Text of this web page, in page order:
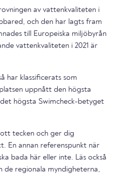
av vattenkvaliteten i
och den har lagts fram
till Europeiska miljöbyrån
vattenkvaliteten i 2021 är
har klassificerats som
uppnått den högsta
högsta Swimcheck-betyget
tecken och ger dig
En annan referenspunkt när
bada här eller inte. Läs också
de regionala myndigheterna,